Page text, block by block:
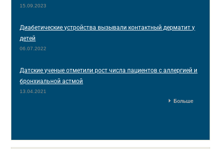
15.09.2023
Диабетические устройства вызывали контактный дерматит у
детей
06.07.2022
Датские ученые отметили рост числа пациентов с аллергией и
бронхиальной астмой
13.04.2021
Больше